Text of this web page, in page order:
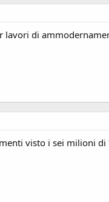
lavori di
visto i sei milioni